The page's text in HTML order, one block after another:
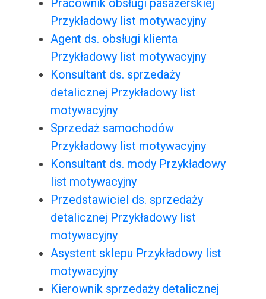
Pracownik obsługi pasażerskiej
Przykładowy list motywacyjny
Agent ds. obsługi klienta
Przykładowy list motywacyjny
Konsultant ds. sprzedaży
detalicznej Przykładowy list
motywacyjny
Sprzedaż samochodów
Przykładowy list motywacyjny
Konsultant ds. mody Przykładowy
list motywacyjny
Przedstawiciel ds. sprzedaży
detalicznej Przykładowy list
motywacyjny
Asystent sklepu Przykładowy list
motywacyjny
Kierownik sprzedaży detalicznej